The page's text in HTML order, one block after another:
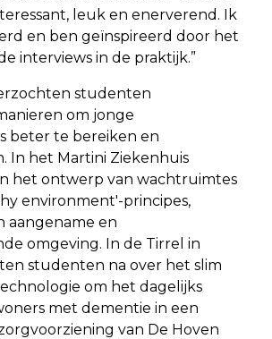
leuk en enerverend. Ik
en ben geïnspireerd door het
interviews in de praktijk.”
studenten
om jonge
beter te bereiken en
In het Martini Ziekenhuis
het ontwerp van wachtruimtes
environment'-principes,
aangename en
omgeving. In de Tirrel in
studenten na over het slim
om het dagelijks
met dementie in een
van De Hoven